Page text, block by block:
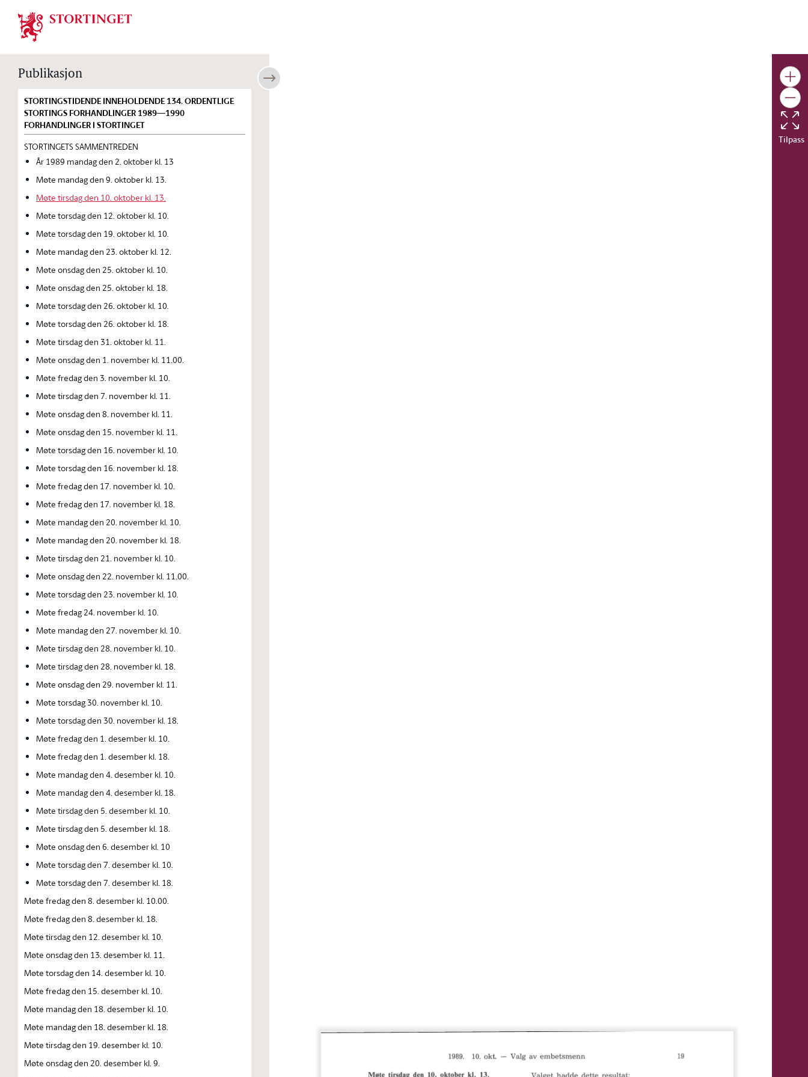
Stortinget.no
Publikasjon
STORTINGSTIDENDE INNEHOLDENDE 134. ORDENTLIGE
STORTINGS FORHANDLINGER 1989—1990
FORHANDLINGER I STORTINGET
STORTINGETS SAMMENTREDEN
År 1989 mandag den 2. oktober kl. 13
Møte mandag den 9. oktober kl. 13.
Møte tirsdag den 10. oktober kl. 13.
Møte torsdag den 12. oktober kl. 10.
Møte torsdag den 19. oktober kl. 10.
Møte mandag den 23. oktober kl. 12.
Møte onsdag den 25. oktober kl. 10.
Møte onsdag den 25. oktober kl. 18.
Møte torsdag den 26. oktober kl. 10.
Møte torsdag den 26. oktober kl. 18.
Møte tirsdag den 31. oktober kl. 11.
Møte onsdag den 1. november kl. 11.00.
Møte fredag den 3. november kl. 10.
Møte tirsdag den 7. november kl. 11.
Møte onsdag den 8. november kl. 11.
Møte onsdag den 15. november kl. 11.
Møte torsdag den 16. november kl. 10.
Møte torsdag den 16. november kl. 18.
Møte fredag den 17. november kl. 10.
Møte fredag den 17. november kl. 18.
Møte mandag den 20. november kl. 10.
Møte mandag den 20. november kl. 18.
Møte tirsdag den 21. november kl. 10.
Møte onsdag den 22. november kl. 11.00.
Møte torsdag den 23. november kl. 10.
Møte fredag 24. november kl. 10.
Møte mandag den 27. november kl. 10.
Møte tirsdag den 28. november kl. 10.
Møte tirsdag den 28. november kl. 18.
Møte onsdag den 29. november kl. 11.
Møte torsdag 30. november kl. 10.
Møte torsdag den 30. november kl. 18.
Møte fredag den 1. desember kl. 10.
Møte fredag den 1. desember kl. 18.
Møte mandag den 4. desember kl. 10.
Møte mandag den 4. desember kl. 18.
Møte tirsdag den 5. desember kl. 10.
Møte tirsdag den 5. desember kl. 18.
Møte onsdag den 6. desember kl. 10
Møte torsdag den 7. desember kl. 10.
Møte torsdag den 7. desember kl. 18.
Møte fredag den 8. desember kl. 10.00.
Møte fredag den 8. desember kl. 18.
Møte tirsdag den 12. desember kl. 10.
Møte onsdag den 13. desember kl. 11.
Møte torsdag den 14. desember kl. 10.
Møte fredag den 15. desember kl. 10.
Møte mandag den 18. desember kl. 10.
Møte mandag den 18. desember kl. 18.
Møte tirsdag den 19. desember kl. 10.
Møte onsdag den 20. desember kl. 9.